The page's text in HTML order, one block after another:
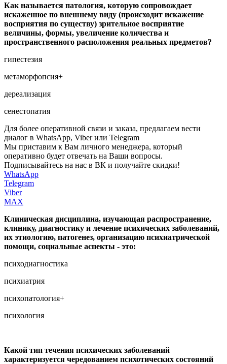
Как называется патология, которую сопровождает
искаженное по внешнему виду (происходит искажение
восприятия по существу) зрительное восприятие
величины, формы, увеличение количества и
пространственного расположения реальных предметов?
гипестезия
метаморфопсия+
дереализация
сенестопатия
Для более оперативной связи и заказа, предлагаем вести
диалог в WhatsApp, Viber или Telegram
Мы приставим к Вам личного менеджера, который
оперативно будет отвечать на Ваши вопросы.
Подписывайтесь на нас в ВК и получайте скидки!
WhatsApp
Telegram
Viber
MAX
Клиническая дисциплина, изучающая распространение,
клинику, диагностику и лечение психических заболеваний,
их этиологию, патогенез, организацию психиатрической
помощи, социальные аспекты - это:
психодиагностика
психиатрия
психопатология+
психология
Какой тип течения психических заболеваний
характеризуется чередованием психотических состояний